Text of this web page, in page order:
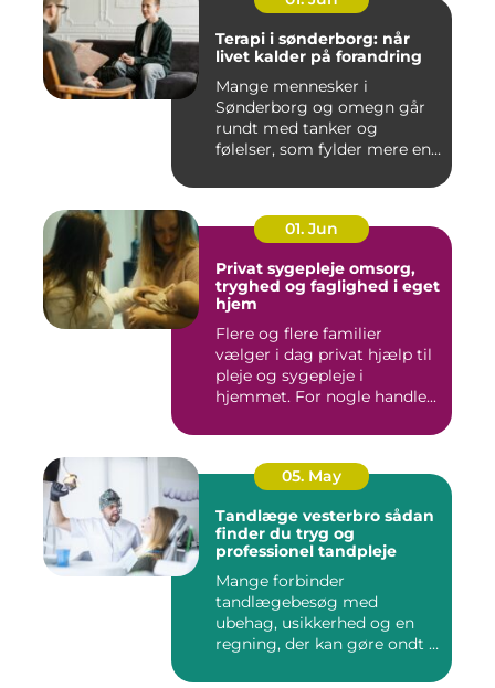
Terapi i sønderborg: når
livet kalder på forandring
Mange mennesker i
Sønderborg og omegn går
rundt med tanker og
følelser, som fylder mere end
01. Jun
Privat sygepleje omsorg,
tryghed og faglighed i eget
hjem
Flere og flere familier
vælger i dag privat hjælp til
pleje og sygepleje i
hjemmet. For nogle handle...
05. May
Tandlæge vesterbro sådan
finder du tryg og
professionel tandpleje
Mange forbinder
tandlægebesøg med
ubehag, usikkerhed og en
regning, der kan gøre ondt i